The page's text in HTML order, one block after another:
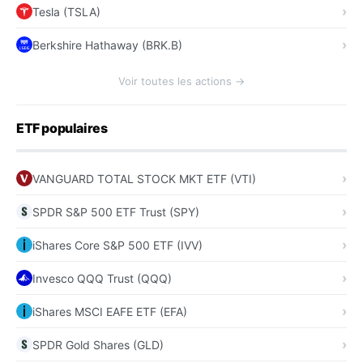
Tesla (TSLA)
Berkshire Hathaway (BRK.B)
Voir toutes les actions →
ETF populaires
VANGUARD TOTAL STOCK MKT ETF (VTI)
SPDR S&P 500 ETF Trust (SPY)
iShares Core S&P 500 ETF (IVV)
Invesco QQQ Trust (QQQ)
iShares MSCI EAFE ETF (EFA)
SPDR Gold Shares (GLD)